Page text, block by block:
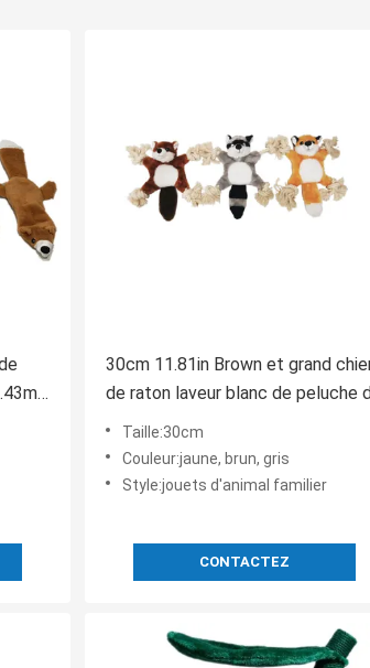
30cm 11.81in Brown et grand
de raton laveur blanc de peluche
raton laveur 3 Asstd
Taille:30cm
Couleur:jaune, brun, gris
Style:jouets d'animal familier
CONTACTEZ